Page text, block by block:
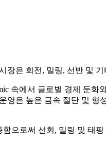
장은 회전, 밀링, 선반 및
속에서 글로벌 경제 둔화
영은 높은 금속 절단 및 형
으로써 선회, 밀링 및 태